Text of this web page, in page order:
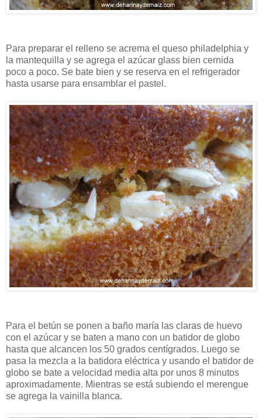
Para preparar el relleno se acrema el queso philadelphia y
la mantequilla y se agrega el azúcar glass bien cernida
poco a poco. Se bate bien y se reserva en el refrigerador
hasta usarse para ensamblar el pastel.
Para el betún se ponen a baño maría las claras de huevo
con el azúcar y se baten a mano con un batidor de globo
hasta que alcancen los 50 grados centígrados. Luego se
pasa la mezcla a la batidora eléctrica y usando el batidor de
globo se bate a velocidad media alta por unos 8 minutos
aproximadamente. Mientras se está subiendo el merengue
se agrega la vainilla blanca.